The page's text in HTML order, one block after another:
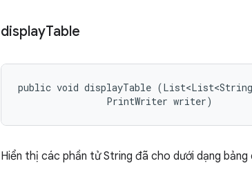
displayTable
public void displayTable
                PrintWriter writer)
Hiển thị các phần tử String đã cho dưới dạng